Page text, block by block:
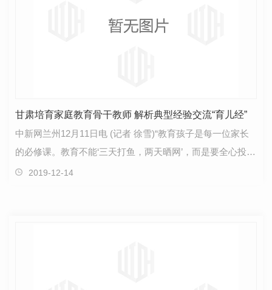
甘肃培育家庭教育骨干教师 解析典型经验交流“育儿经”
中新网兰州12月11日电 (记者 徐雪)“教育孩子是每一位家长
的必修课。教育不能‘三天打鱼，两天晒网’，而是要全心投
入。”来自甘肃甘南藏族自治州舟曲县的姚爱红是…
2019-12-14